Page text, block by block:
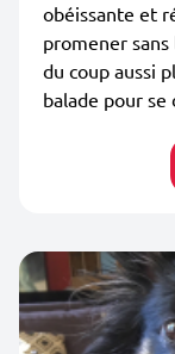
obéissante et
promener
du coup aussi
balade pour se